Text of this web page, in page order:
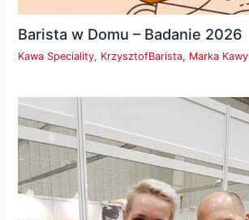
Barista w Domu – Badanie 2026
Kawa Speciality, KrzysztofBarista, Marka Kawy